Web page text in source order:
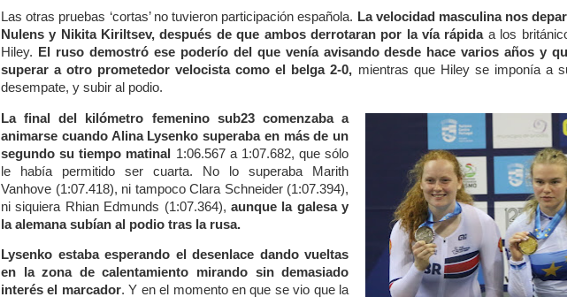
Las otras pruebas ‘cortas’ no tuvieron participación española. La velocidad masculina nos
Nulens y Nikita Kiriltsev, después de que ambos derrotaran por la vía rápida a los
Hiley.
El ruso demostró ese poderío del que venía avisando desde hace varios años y
superar a otro prometedor velocista como el belga 2-0, mientras que Hiley se imponía a
desempate, y subir al podio.
La final del kilómetro femenino sub23 comenzaba a
animarse cuando Alina Lysenko superaba en más de un
segundo su tiempo matinal 1:06.567 a 1:07.682, que sólo
le había permitido ser cuarta. No lo superaba Marith
Vanhove (1:07.418), ni tampoco Clara Schneider (1:07.394),
ni siquiera Rhian Edmunds (1:07.364), aunque la galesa y
la alemana subían al podio tras la rusa.
Lysenko estaba esperando el desenlace dando vueltas
en la zona de calentamiento mirando sin demasiado
interés el marcador. Y en el momento en que se vio que la